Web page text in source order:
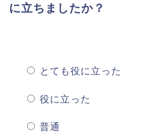
に立ちましたか？
とても役に立った
役に立った
普通